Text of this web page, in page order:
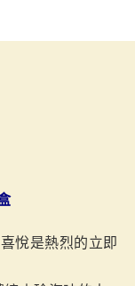
悅是熱烈的立即